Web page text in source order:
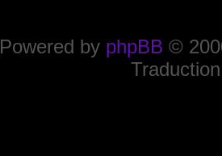
Powered by phpBB ©